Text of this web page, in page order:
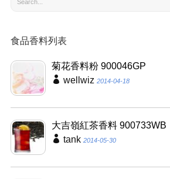
食品香料列表
菊花香料粉 900046GP
wellwiz 2014-04-18
大吉嶺紅茶香料 900733WB
tank 2014-05-30